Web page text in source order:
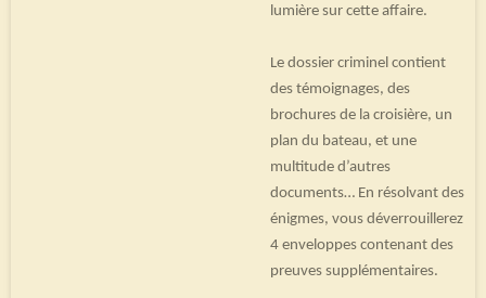
lumière sur cette affaire.
Le dossier criminel contient
des témoignages, des
brochures de la croisière, un
plan du bateau, et une
multitude d’autres
documents… En résolvant des
énigmes, vous déverrouillerez
4 enveloppes contenant des
preuves supplémentaires.